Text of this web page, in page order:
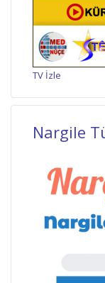
TV İzle
Nargile